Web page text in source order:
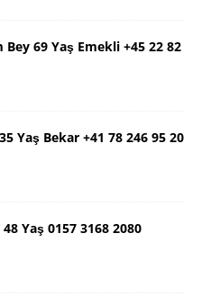
69 Yaş Emekli +45 22 82
Yaş Bekar +41 78 246 95 20
Yaş 0157 3168 2080